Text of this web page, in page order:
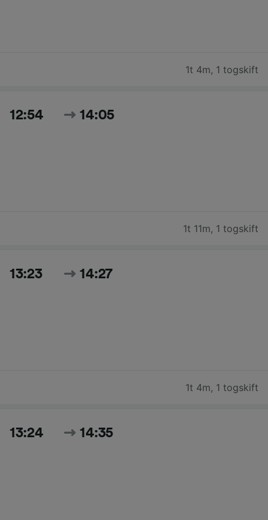
1t 4m, 1 togskift
12:54 14:05
1t 11m, 1 togskift
13:23 14:27
1t 4m, 1 togskift
13:24 14:35